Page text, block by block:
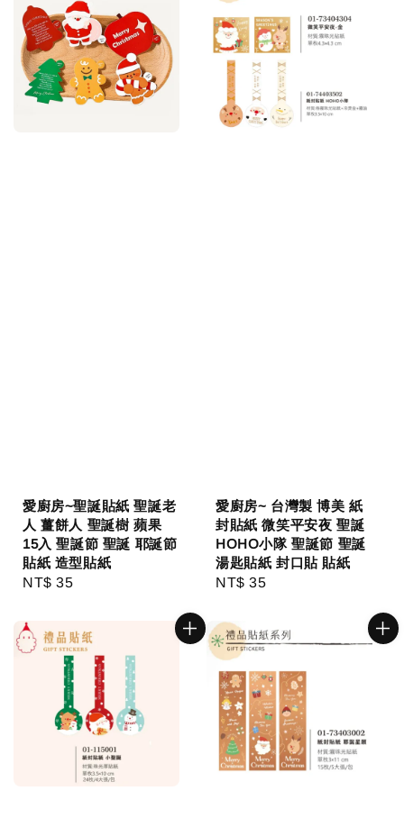
愛廚房~聖誕貼紙 聖誕老
人 薑餅人 聖誕樹 蘋果
15入 聖誕節 聖誕 耶誕節
貼紙 造型貼紙
Regular
NT$ 35
愛廚房~ 台灣製 博美 紙
封貼紙 微笑平安夜 聖誕
HOHO小隊 聖誕節 聖誕
湯匙貼紙 封口貼 貼紙
Regular
NT$ 35